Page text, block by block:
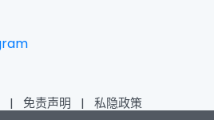
| 免责声明 | 私隐政策